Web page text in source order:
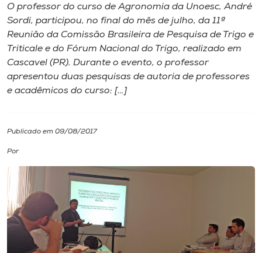
I.nova
Diplomados
Cultura
CPA
Biblioteca
Editora
Rádio
O professor do curso de Agronomia da Unoesc, André
Sordi, participou, no final do mês de julho, da 11ª
Reunião da Comissão Brasileira de Pesquisa de Trigo e
Triticale e do Fórum Nacional do Trigo, realizado em
Cascavel (PR). Durante o evento, o professor
apresentou duas pesquisas de autoria de professores
e acadêmicos do curso: […]
Publicado em 09/08/2017
Por